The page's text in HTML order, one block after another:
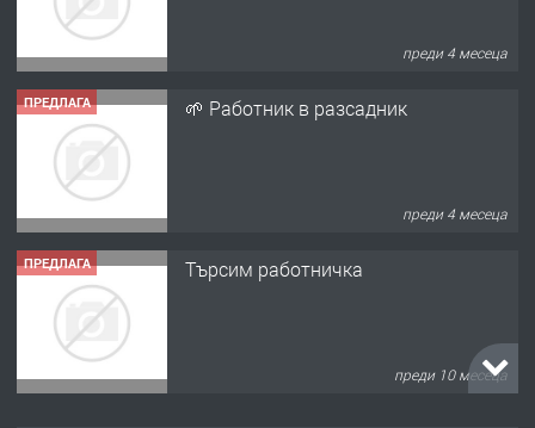
преди 4 месеца
ПРЕДЛАГА 🌱 Работник в разсадник
преди 4 месеца
ПРЕДЛАГА Търсим работничка
преди 10 месеца